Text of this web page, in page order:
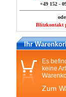
+49 152 -
Blitzkontakt
Ihr
Es
keine
Zum